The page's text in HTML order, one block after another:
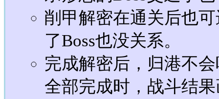
削甲解密在通关后也
了Boss也没关系。
完成解密后，归港不
全部完成时，战斗结